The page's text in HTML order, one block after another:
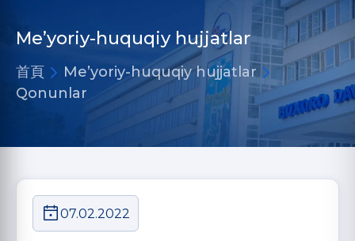
Me’yoriy-huquqiy hujjatlar
首頁
Me’yoriy-huquqiy hujjatlar
Qonunlar
07.02.2022